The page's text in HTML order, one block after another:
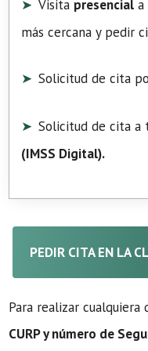
Visita presencial a
más cercana y pedir
Solicitud de cita
Solicitud de cita a
(IMSS Digital).
PEDIR CITA EN LA
Para realizar
CURP y número de